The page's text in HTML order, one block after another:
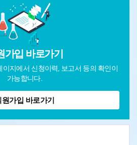
가입 바로가기
이지에서 신청이력, 보고서 등의 확인이
가능합니다.
원가입 바로가기